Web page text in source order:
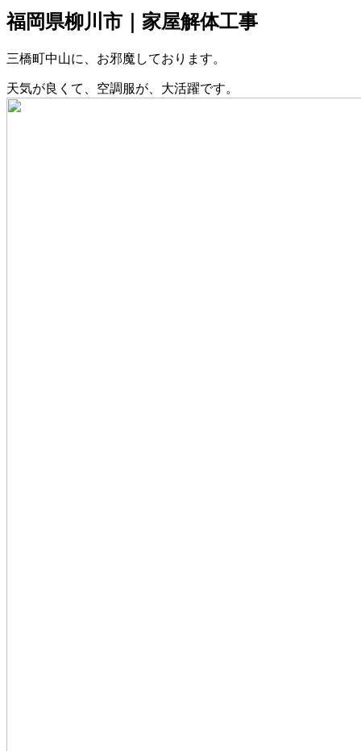
福岡県柳川市｜家屋解体工事
三橋町中山に、お邪魔しております。
天気が良くて、空調服が、大活躍です。